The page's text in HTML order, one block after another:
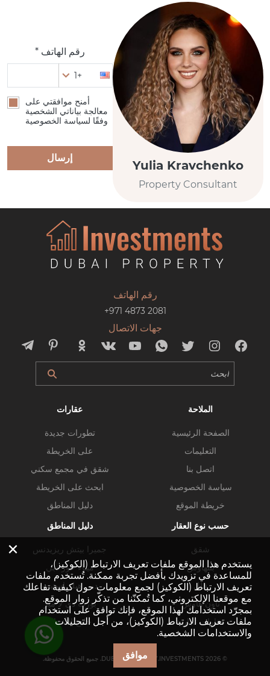
Yulia Kravchenko
Property Consultant
رقم الهاتف *
+1
أمنح موافقتي على
معالجة بياناتي الشخصية
وفقًا لسياسة الخصوصية
إرسال
رقم الهاتف
+971 4873 2081
جهات الاتصال
الملاحة
الصفحة الرئيسية
التعليمات
اتصل بنا
سياسة الخصوصية
خريطة الموقع
عقارات
تطورات جديدة
على الخريطة
شقق في مجمع سكني
ابحث على الخريطة
دليل المناطق
حسب نوع العقار
شقق
بنتهاوس
فلل
تاون هاوس
عقارات تجارية
دليل المناطق
جميرا بيتش ريزيدنس
ميناء خور دبي
دبي هيلز استيت
بورت دي لا مير
خليج الأعمال
© DUBAI-PROPERTY.INVESTMENTS 2026. جميع الحقوق محفوظة.
×
يستخدم هذا الموقع ملفات تعريف الارتباط (الكوكيز)،
للمساعدة في تزويدك بأفضل تجربة ممكنة. تُستخدم ملفات
تعريف الارتباط (الكوكيز) لجمع معلومات حول كيفية تفاعلك
مع موقعنا الإلكتروني، كما تُمكنّنا من تذكّر زوار الموقع.
بمجرّد استخدامك لهذا الموقع، فإنك توافق على استخدام
ملفات تعريف الارتباط (الكوكيز)، من أجل التحليلات
والاستخدامات الشخصية.
موافق